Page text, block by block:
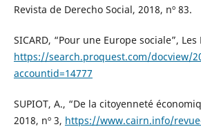
Revista de Derecho Social, 2018, nº 83.
SICARD, “Pour une Europe sociale”,
https://search.proquest.com/docview/
accountid=14777
SUPIOT, A., “De la citoyenneté
2018, nº 3, https://www.cairn.info/